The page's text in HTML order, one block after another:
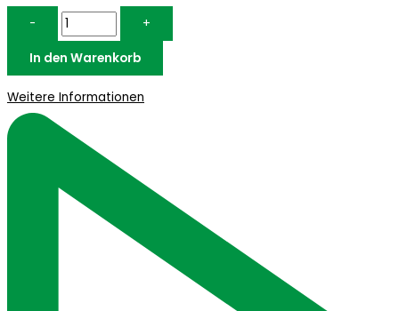
-
+
In den Warenkorb
Weitere Informationen